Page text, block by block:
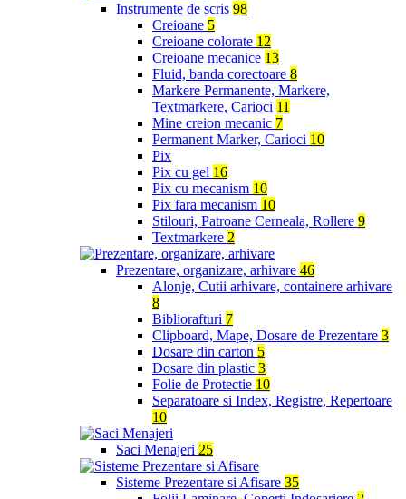
Instrumente de scris 98
Creioane 5
Creioane colorate 12
Creioane mecanice 13
Fluid, banda corectoare 8
Markere Permanente, Markere,
Textmarkere, Carioci 11
Mine creion mecanic 7
Permanent Marker, Carioci 10
Pix
Pix cu gel 16
Pix cu mecanism 10
Pix fara mecanism 10
Stilouri, Patroane Cerneala, Rollere 9
Textmarkere 2
Prezentare, organizare, arhivare 46
Alonje, Cutii arhivare, containere arhivare
8
Bibliorafturi 7
Clipboard, Mape, Dosare de Prezentare 3
Dosare din carton 5
Dosare din plastic 3
Folie de Protectie 10
Separatoare si Index, Registre, Repertoare
10
Saci Menajeri 25
Sisteme Prezentare si Afisare 35